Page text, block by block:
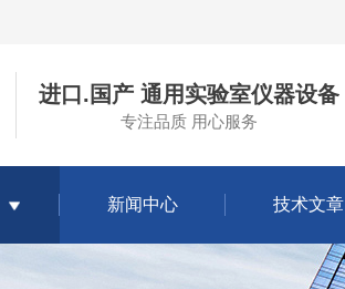
进口.国产 通用实验室仪器设备
专注品质 用心服务
新闻中心 技术文章